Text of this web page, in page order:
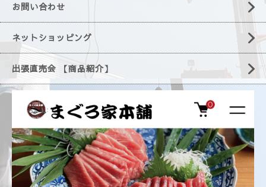
お問い合わせ
ネットショッピング
出張直売会 【商品紹介】